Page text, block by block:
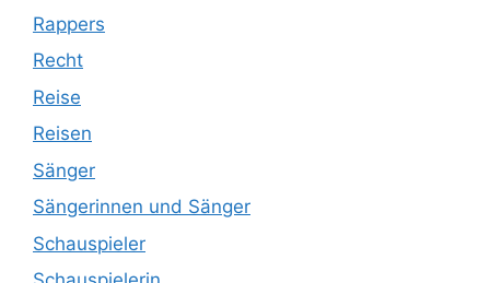
Rappers
Recht
Reise
Reisen
Sänger
Sängerinnen und Sänger
Schauspieler